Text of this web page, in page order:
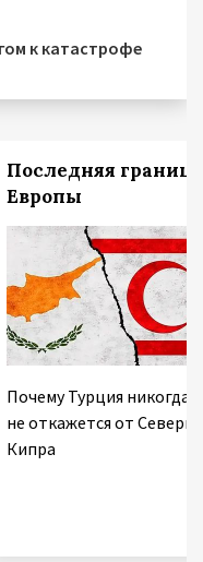
к катастрофе
Последняя граница
Европы
Почему Турция никогда
не откажется от
Кипра